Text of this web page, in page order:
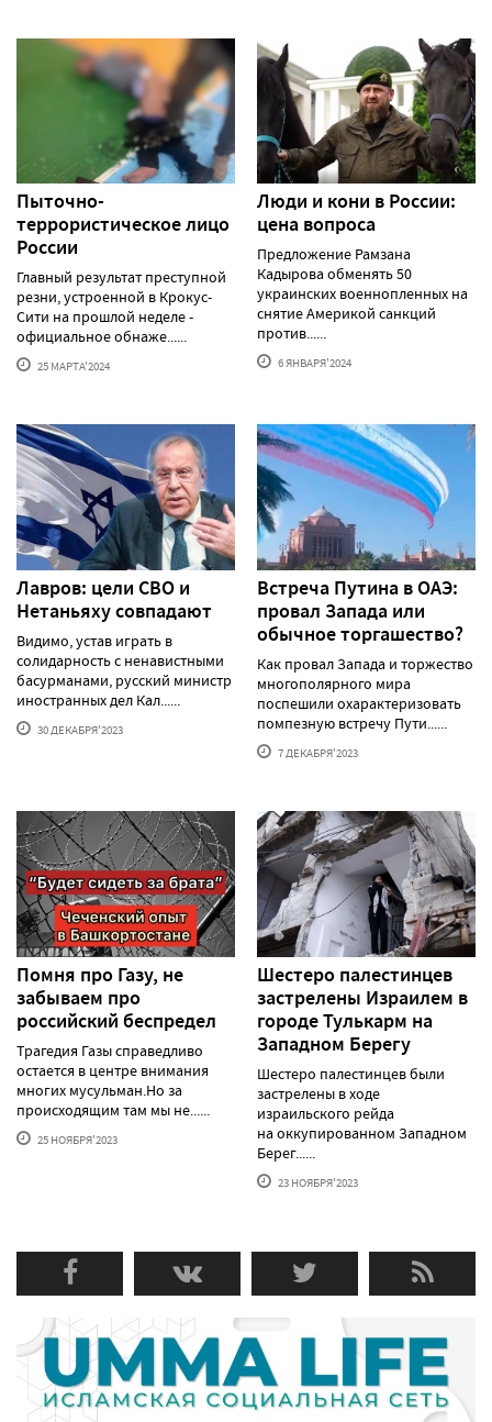
Пыточно-
террористическое лицо
России
Главный результат преступной
резни, устроенной в Крокус-
Сити на прошлой неделе -
официальное обнаже......
25 МАРТА'2024
Люди и кони в России:
цена вопроса
Предложение Рамзана
Кадырова обменять 50
украинских военнопленных на
снятие Америкой санкций
против......
6 ЯНВАРЯ'2024
Лавров: цели СВО и
Нетаньяху совпадают
Видимо, устав играть в
солидарность с ненавистными
басурманами, русский министр
иностранных дел Кал......
30 ДЕКАБРЯ'2023
Встреча Путина в ОАЭ:
провал Запада или
обычное торгашество?
Как провал Запада и торжество
многополярного мира
поспешили охарактеризовать
помпезную встречу Пути......
7 ДЕКАБРЯ'2023
Помня про Газу, не
забываем про
российский беспредел
Трагедия Газы справедливо
остается в центре внимания
многих мусульман.Но за
происходящим там мы не......
25 НОЯБРЯ'2023
Шестеро палестинцев
застрелены Израилем в
городе Тулькарм на
Западном Берегу
Шестеро палестинцев были
застрелены в ходе
израильского рейда
на оккупированном Западном
Берег......
23 НОЯБРЯ'2023